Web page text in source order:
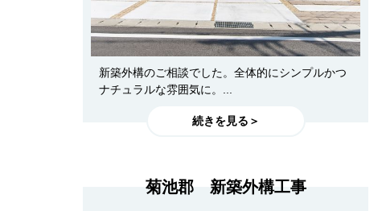
新築外構のご相談でした。全体的にシンプルかつ
ナチュラルな雰囲気に。...
続きを見る＞
菊池郡 新築外構工事